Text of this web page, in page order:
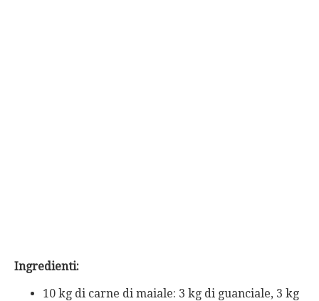
Ingredienti:
10 kg di carne di maiale: 3 kg di guanciale, 3 kg